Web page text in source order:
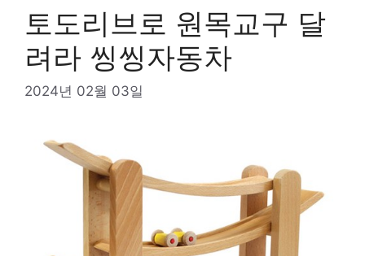
토도리브로 원목교구 달
려라 씽씽자동차
2024년 02월 03일